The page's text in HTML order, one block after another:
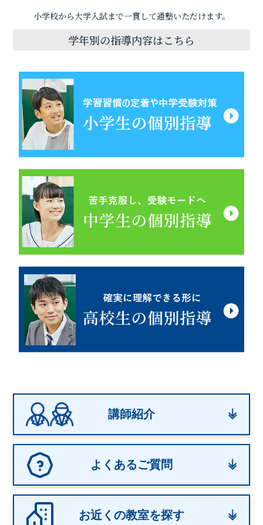
小学校から大学入試まで一貫して通塾いただけます。
学年別の指導内容はこちら
講師紹介
よくあるご質問
お近くの教室を探す